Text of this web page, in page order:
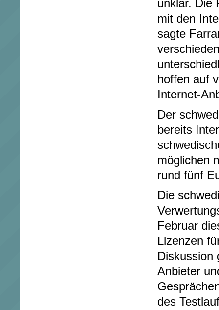
unklar. Die
mit den
sagte
hoffen auf
Internet-
Der
bereits
möglichen
rund fünf
Die
Februar
Lizenzen
Diskussion
Anbieter
des